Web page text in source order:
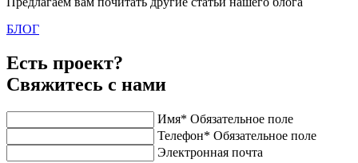
БЛОГ
Есть проект?
Свяжитесь с нами
Имя* Обязательное поле
Телефон* Обязательное поле
Электронная почта